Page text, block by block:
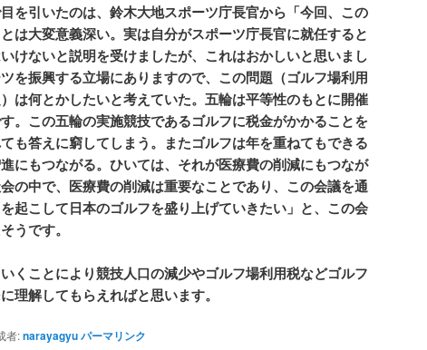
を引いたのは、鈴木大地スポーツ庁長官から「今回、この
は大変意義深い。実は自分がスポーツ庁長官に就任すると
けないと説明を受けましたが、これはおかしいと思いまし
を振興する立場にありますので、この問題（ゴルフ場利用
は何とかしたいと考えていた。五輪は平等性のもとに開催
。この五輪の実施競技であるゴルフに税金がかかることを
も答えに窮してしまう。またゴルフは年を重ねてもできる
にもつながる。ひいては、それが医療費の削減にもつなが
の中で、医療費の削減は重要なことであり、この会議を通
起こして日本のゴルフを盛り上げていきたい」と、この会
うです。
くことにより競技人口の減少やゴルフ場利用税などゴルフ
理解してもらえればと思います。
者:narayagyuパーマリンク